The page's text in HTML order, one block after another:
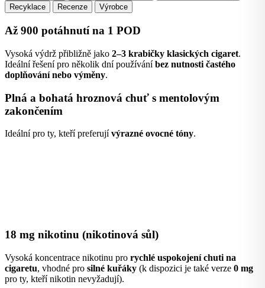
Recyklace
Recenze Výrobce
Až 900 potáhnutí na 1 POD
Vysoká výdrž přibližně jako 2–3 krabičky klasických cigaret.
Ideální řešení pro několik dní používáníbez nutnosti častého
doplňování nebo výměny.
Plná a bohatá hroznová chuť s mentolovým
zakončením
Ideální pro ty, kteří preferujívýrazné ovocné tóny.
18 mg nikotinu (nikotinová sůl)
Vysoká koncentrace nikotinu pro rychlé uspokojení chuti na
cigaretu, vhodné pro silné kuřáky (k dispozici je také verze 0 mg
pro ty, kteří nikotin nevyžadují).